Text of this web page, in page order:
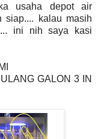
usaha depot air
siap.... kalau masih
ini nih saya kasi
GALON 3 IN